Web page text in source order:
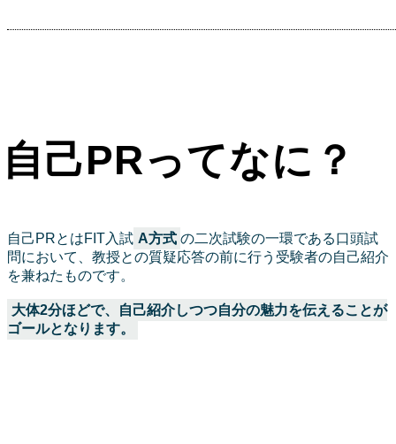
自己PRってなに？
自己PRとはFIT入試 A方式 の二次試験の一環である口頭試
問において、教授との質疑応答の前に行う受験者の自己紹介
を兼ねたものです。
大体2分ほどで、自己紹介しつつ自分の魅力を伝えることが
ゴールとなります。